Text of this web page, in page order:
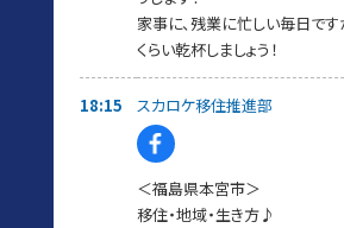
家事に、残業に忙しい毎日で
くらい乾杯しましょう！
18:15 スカロケ移住推進部
＜福島県本宮市＞
移住・地域・生き方♪